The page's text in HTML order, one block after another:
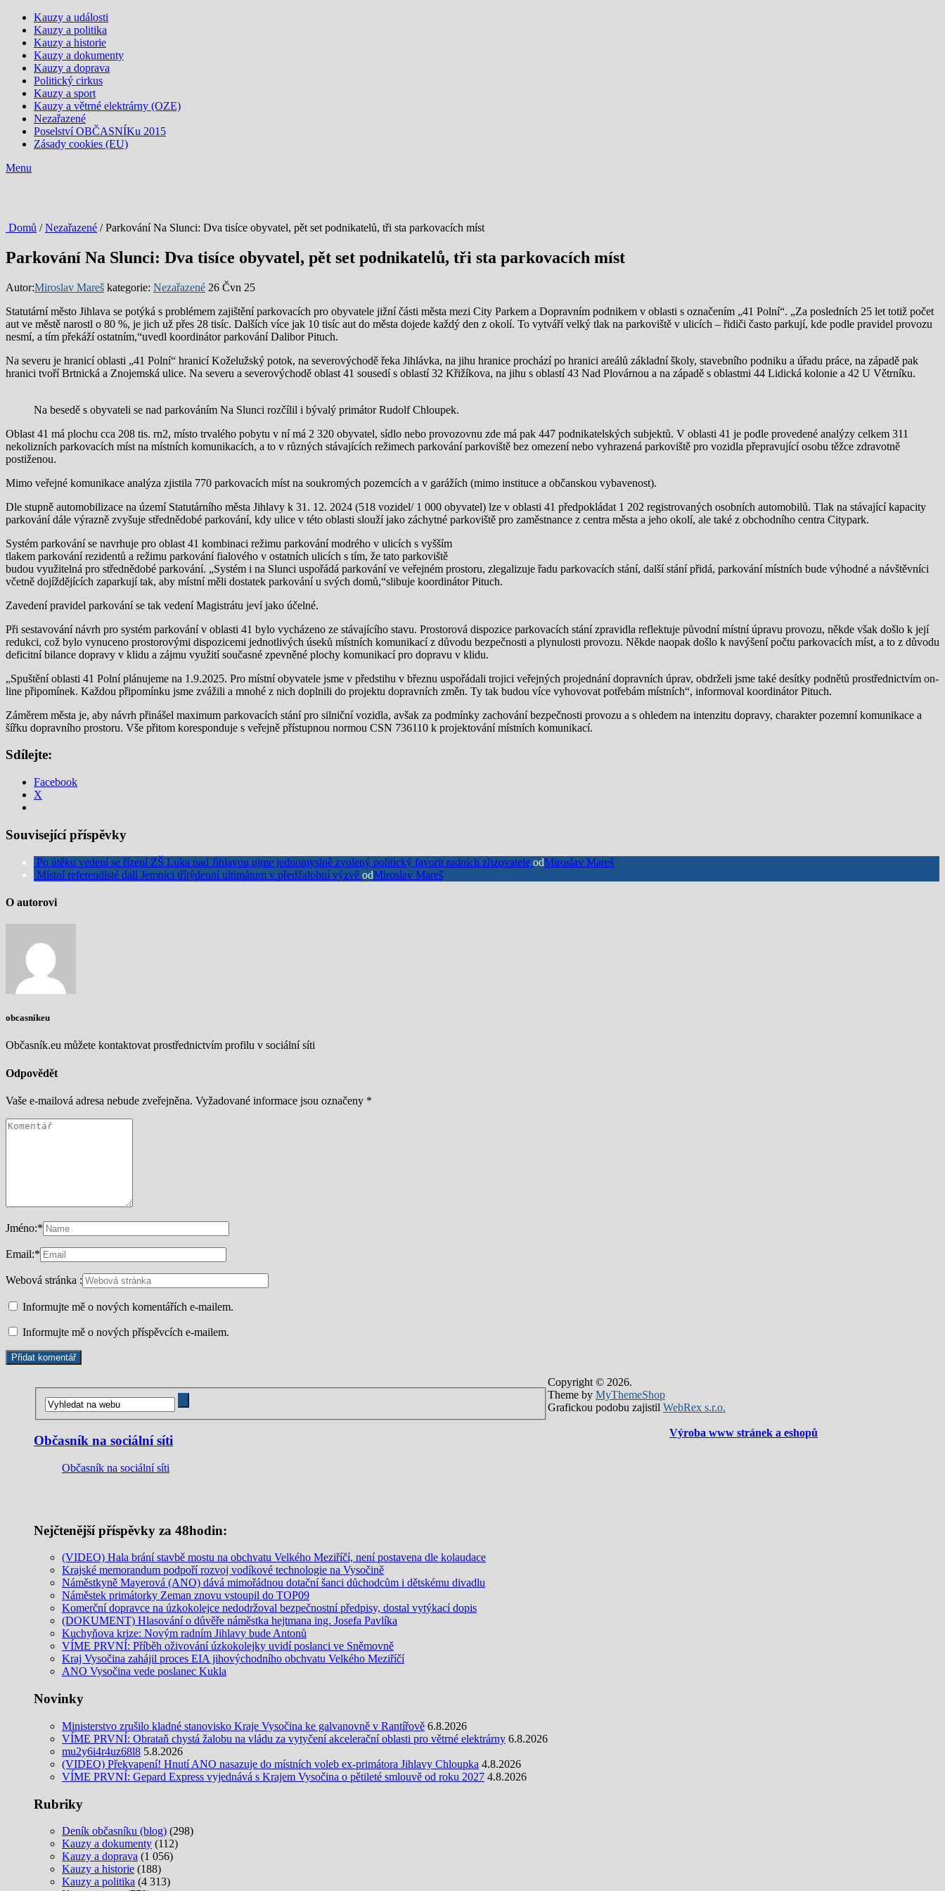
Kauzy a události
Kauzy a politika
Kauzy a historie
Kauzy a dokumenty
Kauzy a doprava
Politický cirkus
Kauzy a sport
Kauzy a větrné elektrárny (OZE)
Nezařazené
Poselství OBČASNÍKu 2015
Zásady cookies (EU)
Menu
Domů /Nezařazené / Parkování Na Slunci: Dva tisíce obyvatel, pět set podnikatelů, tři sta parkovacích míst
Parkování Na Slunci: Dva tisíce obyvatel, pět set podnikatelů, tři sta parkovacích míst
Autor:Miroslav Mareš kategorie: Nezařazené 26 Čvn 25
Statutární město Jihlava se potýká s problémem zajištění parkovacích pro obyvatele jižní části města mezi City Parkem a Dopravním podnikem v oblasti s označením „41 Polní“. „Za posledních 25 let totiž počet
aut ve městě narostl o 80 %, je jich už přes 28 tisíc. Dalších více jak 10 tisíc aut do města dojede každý den z okolí. To vytváří velký tlak na parkoviště v ulicích – řidiči často parkují, kde podle pravidel provozu
nesmí, a tím překáží ostatním,“uvedl koordinátor parkování Dalibor Pituch.
Na severu je hranicí oblasti „41 Polní“ hranicí Koželužský potok, na severovýchodě řeka Jihlávka, na jihu hranice prochází po hranici areálů základní školy, stavebního podniku a úřadu práce, na západě pak
hranici tvoří Brtnická a Znojemská ulice. Na severu a severovýchodě oblast 41 sousedí s oblastí 32 Křižíkova, na jihu s oblastí 43 Nad Plovárnou a na západě s oblastmi 44 Lidická kolonie a 42 U Větrníku.
Na besedě s obyvateli se nad parkováním Na Slunci rozčílil i bývalý primátor Rudolf Chloupek.
Oblast 41 má plochu cca 208 tis. rn2, místo trvalého pobytu v ní má 2 320 obyvatel, sídlo nebo provozovnu zde má pak 447 podnikatelských subjektů. V oblasti 41 je podle provedené analýzy celkem 311
nekolizních parkovacích míst na místních komunikacích, a to v různých stávajících režimech parkování parkoviště bez omezení nebo vyhrazená parkoviště pro vozidla přepravující osobu těžce zdravotně
postiženou.
Mimo veřejné komunikace analýza zjistila 770 parkovacích míst na soukromých pozemcích a v garážích (mimo instituce a občanskou vybavenost).
Dle stupně automobilizace na území Statutárního města Jihlavy k 31. 12. 2024 (518 vozidel/ 1 000 obyvatel) lze v oblasti 41 předpokládat 1 202 registrovaných osobních automobilů. Tlak na stávající kapacity
parkování dále výrazně zvyšuje střednědobé parkování, kdy ulice v této oblasti slouží jako záchytné parkoviště pro zaměstnance z centra města a jeho okolí, ale také z obchodního centra Citypark.
Systém parkování se navrhuje pro oblast 41 kombinaci režimu parkování modrého v ulicích s vyšším
tlakem parkování rezidentů a režimu parkování fialového v ostatních ulicích s tím, že tato parkoviště
budou využitelná pro střednědobé parkování. „Systém i na Slunci uspořádá parkování ve veřejném prostoru, zlegalizuje řadu parkovacích stání, další stání přidá, parkování místních bude výhodné a návštěvníci
včetně dojíždějících zaparkují tak, aby místní měli dostatek parkování u svých domů,“slibuje koordinátor Pituch.
Zavedení pravidel parkování se tak vedení Magistrátu jeví jako účelné.
Při sestavování návrh pro systém parkování v oblasti 41 bylo vycházeno ze stávajícího stavu. Prostorová dispozice parkovacích stání zpravidla reflektuje původní místní úpravu provozu, někde však došlo k její
redukci, což bylo vynuceno prostorovými dispozicemi jednotlivých úseků místních komunikací z důvodu bezpečnosti a plynulosti provozu. Někde naopak došlo k navýšení počtu parkovacích míst, a to z důvodu
deficitní bilance dopravy v klidu a zájmu využití současné zpevněné plochy komunikací pro dopravu v klidu.
„Spuštění oblasti 41 Polní plánujeme na 1.9.2025. Pro místní obyvatele jsme v předstihu v březnu uspořádali trojici veřejných projednání dopravních úprav, obdrželi jsme také desítky podnětů prostřednictvím on-
line připomínek. Každou připomínku jsme zvážili a mnohé z nich doplnili do projektu dopravních změn. Ty tak budou více vyhovovat potřebám místních“, informoval koordinátor Pituch.
Záměrem města je, aby návrh přinášel maximum parkovacích stání pro silniční vozidla, avšak za podmínky zachování bezpečnosti provozu a s ohledem na intenzitu dopravy, charakter pozemní komunikace a
šířku dopravního prostoru. Vše přitom koresponduje s veřejně přístupnou normou CSN 736110 k projektování místních komunikací.
Sdílejte:
Facebook
X
Související příspěvky
Po útěku vedení se řízení ZŠ Luka nad Jihlavou ujme jednomyslně zvolený politický favorit radních zřizovatele odMiroslav Mareš
Místní referendisté dali Jemnici třítýdenní ultimátum v předžalobní výzvě odMiroslav Mareš
O autorovi
obcasnikeu
Občasník.eu můžete kontaktovat prostřednictvím profilu v sociální síti
Odpovědět
Vaše e-mailová adresa nebude zveřejněna. Vyžadované informace jsou označeny *
Jméno:*
Email:*
Webová stránka :
Informujte mě o nových komentářích e-mailem.
Informujte mě o nových příspěvcích e-mailem.
Občasník na sociální síti
Občasník na sociální síti
Nejčtenější příspěvky za 48hodin:
(VIDEO) Hala brání stavbě mostu na obchvatu Velkého Meziříčí, není postavena dle kolaudace
Krajské memorandum podpoří rozvoj vodíkové technologie na Vysočině
Náměstkyně Mayerová (ANO) dává mimořádnou dotační šanci důchodcům i dětskému divadlu
Náměstek primátorky Zeman znovu vstoupil do TOP09
Komerční dopravce na úzkokolejce nedodržoval bezpečnostní předpisy, dostal vytýkací dopis
(DOKUMENT) Hlasování o důvěře náměstka hejtmana ing. Josefa Pavlíka
Kuchyňova krize: Novým radním Jihlavy bude Antonů
VÍME PRVNÍ: Příběh oživování úzkokolejky uvidí poslanci ve Sněmovně
Kraj Vysočina zahájil proces EIA jihovýchodního obchvatu Velkého Meziříčí
ANO Vysočina vede poslanec Kukla
Novinky
Ministerstvo zrušilo kladné stanovisko Kraje Vysočina ke galvanovně v Rantířově 6.8.2026
VÍME PRVNÍ: Obrataň chystá žalobu na vládu za vytyčení akcelerační oblasti pro větrné elektrárny 6.8.2026
mu2y6i4r4uz68l8 5.8.2026
(VIDEO) Překvapení! Hnutí ANO nasazuje do místních voleb ex-primátora Jihlavy Chloupka 4.8.2026
VÍME PRVNÍ: Gepard Express vyjednává s Krajem Vysočina o pětileté smlouvě od roku 2027 4.8.2026
Rubriky
Deník občasníku (blog) (298)
Kauzy a dokumenty (112)
Kauzy a doprava (1 056)
Kauzy a historie (188)
Kauzy a politika (4 313)
Copyright © 2026.
Theme by MyThemeShop
Grafickou podobu zajistil WebRex s.r.o.
Výroba www stránek a eshopů